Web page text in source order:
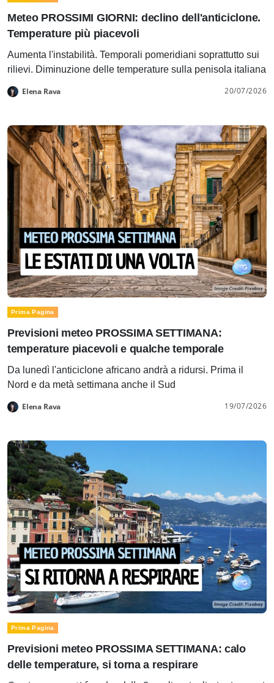
Meteo PROSSIMI GIORNI: declino dell'anticiclone.
Temperature più piacevoli
Aumenta l'instabilità. Temporali pomeridiani soprattutto sui
rilievi. Diminuzione delle temperature sulla penisola italiana
Elena Rava 20/07/2026
Prima Pagina
Previsioni meteo PROSSIMA SETTIMANA:
temperature piacevoli e qualche temporale
Da lunedì l'anticiclone africano andrà a ridursi. Prima il
Nord e da metà settimana anche il Sud
Elena Rava 19/07/2026
Prima Pagina
Previsioni meteo PROSSIMA SETTIMANA: calo
delle temperature, si torna a respirare